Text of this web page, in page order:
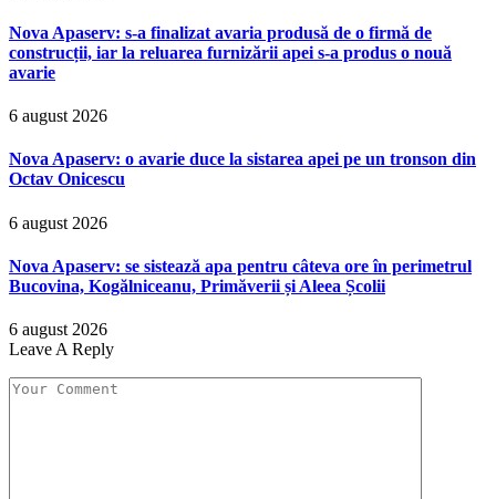
Nova Apaserv: s-a finalizat avaria produsă de o firmă de
construcții, iar la reluarea furnizării apei s-a produs o nouă
avarie
6 august 2026
Nova Apaserv: o avarie duce la sistarea apei pe un tronson din
Octav Onicescu
6 august 2026
Nova Apaserv: se sistează apa pentru câteva ore în perimetrul
Bucovina, Kogălniceanu, Primăverii și Aleea Școlii
6 august 2026
Leave A Reply